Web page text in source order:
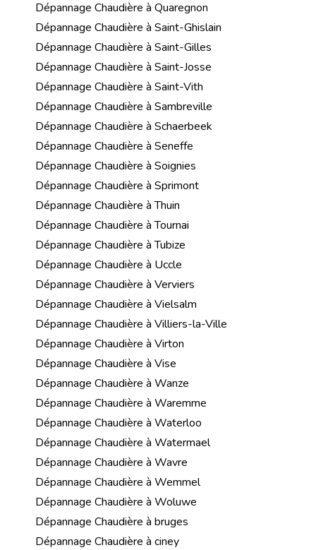
Dépannage Chaudière à Quaregnon
Dépannage Chaudière à Saint-Ghislain
Dépannage Chaudière à Saint-Gilles
Dépannage Chaudière à Saint-Josse
Dépannage Chaudière à Saint-Vith
Dépannage Chaudière à Sambreville
Dépannage Chaudière à Schaerbeek
Dépannage Chaudière à Seneffe
Dépannage Chaudière à Soignies
Dépannage Chaudière à Sprimont
Dépannage Chaudière à Thuin
Dépannage Chaudière à Tournai
Dépannage Chaudière à Tubize
Dépannage Chaudière à Uccle
Dépannage Chaudière à Verviers
Dépannage Chaudière à Vielsalm
Dépannage Chaudière à Villiers-la-Ville
Dépannage Chaudière à Virton
Dépannage Chaudière à Vise
Dépannage Chaudière à Wanze
Dépannage Chaudière à Waremme
Dépannage Chaudière à Waterloo
Dépannage Chaudière à Watermael
Dépannage Chaudière à Wavre
Dépannage Chaudière à Wemmel
Dépannage Chaudière à Woluwe
Dépannage Chaudière à bruges
Dépannage Chaudière à ciney